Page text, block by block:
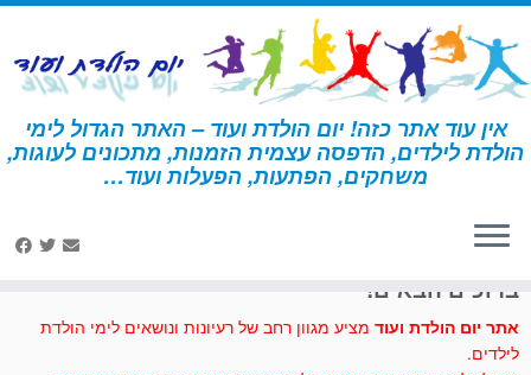
דלג
לתוכן
אין עוד אתר כזה! יום הולדת ועוד – האתר הגדול לימי
הולדת לילדים, הדפסה עצמית הזמנות, מתכונים לעוגות,
משחקים, הפתעות, הפעלות ועוד… דף הבית » עוגת חולצת ספורט
ברוכים הבאים!
אתר יום הולדת ועוד מציע מגוון רחב של רעיונות ונושאים לימי הולדת
לילדים.